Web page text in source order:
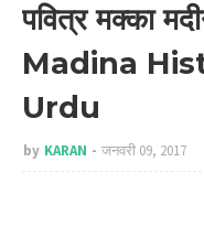
पवित्र मक्का
Madina
Urdu
by KARAN जनवरी 09, 2017